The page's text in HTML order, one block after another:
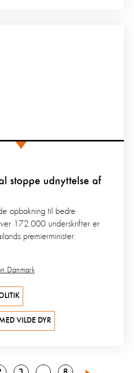
stoppe udnyttelse af
Danmark
opbakning til bedre
172.000 underskrifter er
premierminister.
VILDE DYR